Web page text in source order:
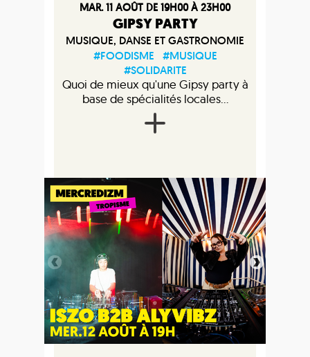
MAR. 11 AOÛT DE 19H00 À 23H00
GIPSY PARTY
MUSIQUE, DANSE ET GASTRONOMIE
#FOODISME
#MUSIQUE
#SOLIDARITE
Quoi de mieux qu'une Gipsy party à
base de spécialités locales...